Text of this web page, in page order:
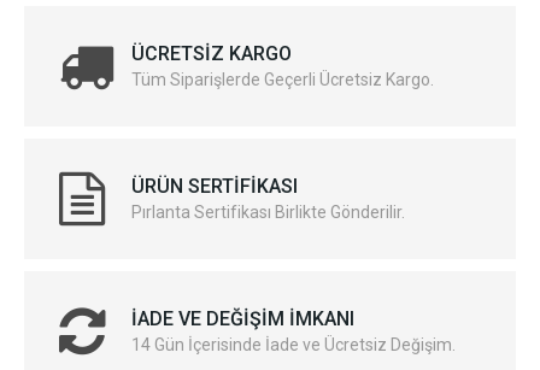
ÜCRETSIZ KARGO
Tüm Siparişlerde Geçerli Ücretsiz Kargo.
ÜRÜN SERTIFIKASI
Pırlanta Sertifikası Birlikte Gönderilir.
İADE VE DEĞIŞIM İMKANI
14 Gün İçerisinde İade ve Ücretsiz Değişim.